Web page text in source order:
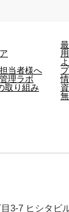
当者様へ
理ラボ
取り組み
3-7 ヒシタビ